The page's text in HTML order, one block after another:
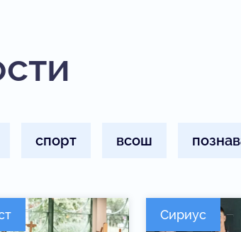
спорт всош
Сириус